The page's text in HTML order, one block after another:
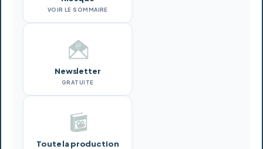
VOIR LE SOMMAIRE
Newsletter
GRATUITE
Toute la production